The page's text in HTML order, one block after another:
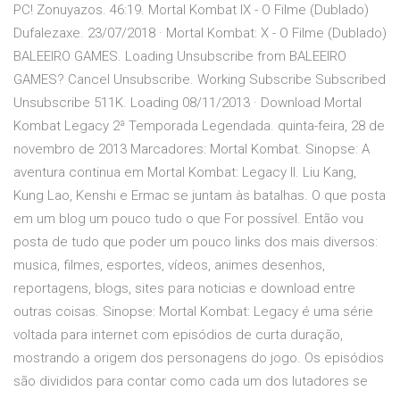
PC! Zonuyazos. 46:19. Mortal Kombat IX - O Filme (Dublado)
Dufalezaxe. 23/07/2018 · Mortal Kombat: X - O Filme (Dublado)
BALEEIRO GAMES. Loading Unsubscribe from BALEEIRO
GAMES? Cancel Unsubscribe. Working Subscribe Subscribed
Unsubscribe 511K. Loading 08/11/2013 · Download Mortal
Kombat Legacy 2ª Temporada Legendada. quinta-feira, 28 de
novembro de 2013 Marcadores: Mortal Kombat. Sinopse: A
aventura continua em Mortal Kombat: Legacy II. Liu Kang,
Kung Lao, Kenshi e Ermac se juntam às batalhas. O que posta
em um blog um pouco tudo o que For possível. Então vou
posta de tudo que poder um pouco links dos mais diversos:
musica, filmes, esportes, vídeos, animes desenhos,
reportagens, blogs, sites para noticias e download entre
outras coisas. Sinopse: Mortal Kombat: Legacy é uma série
voltada para internet com episódios de curta duração,
mostrando a origem dos personagens do jogo. Os episódios
são divididos para contar como cada um dos lutadores se